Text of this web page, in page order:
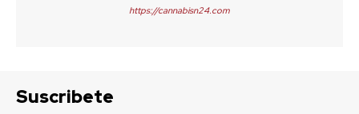
https://cannabisn24.com
Suscribete